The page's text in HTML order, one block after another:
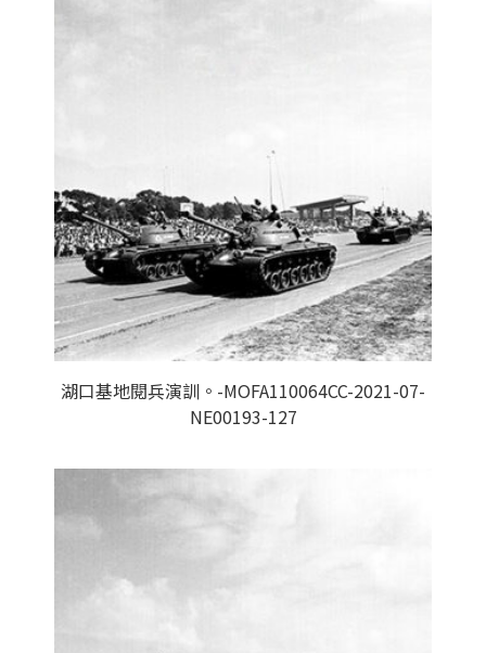
湖口基地閱兵演訓。-MOFA110064CC-2021-07-
NE00193-127